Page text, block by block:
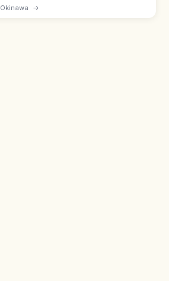
del reino Ryukyu durante 450 años.
Okinawa →